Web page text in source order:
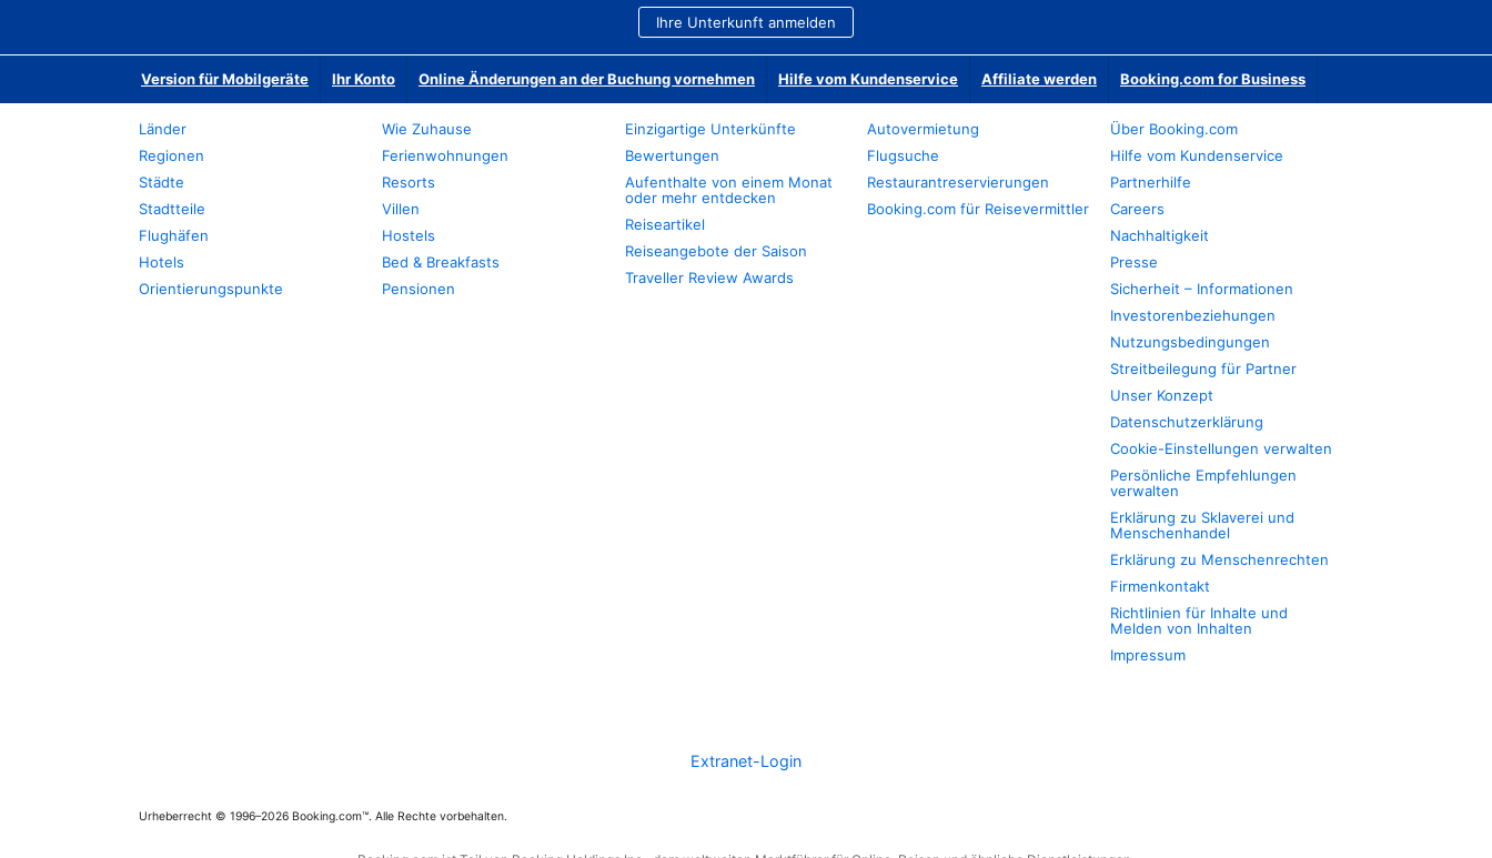
Ihre Unterkunft anmelden
Version für Mobilgeräte Ihr Konto Online Änderungen an der Buchung vornehmen Hilfe vom Kundenservice Affiliate werden Booking.com for Business
Länder
Regionen
Städte
Stadtteile
Flughäfen
Hotels
Orientierungspunkte
Wie Zuhause
Ferienwohnungen
Resorts
Villen
Hostels
Bed & Breakfasts
Pensionen
Einzigartige Unterkünfte
Bewertungen
Aufenthalte von einem Monat
oder mehr entdecken
Reiseartikel
Reiseangebote der Saison
Traveller Review Awards
Autovermietung
Flugsuche
Restaurantreservierungen
Booking.com für Reisevermittler
Über Booking.com
Hilfe vom Kundenservice
Partnerhilfe
Careers
Nachhaltigkeit
Presse
Sicherheit – Informationen
Investorenbeziehungen
Nutzungsbedingungen
Streitbeilegung für Partner
Unser Konzept
Datenschutzerklärung
Cookie-Einstellungen verwalten
Persönliche Empfehlungen
verwalten
Erklärung zu Sklaverei und
Menschenhandel
Erklärung zu Menschenrechten
Firmenkontakt
Richtlinien für Inhalte und
Melden von Inhalten
Impressum
Extranet-Login
Urheberrecht © 1996–2026 Booking.com™. Alle Rechte vorbehalten.